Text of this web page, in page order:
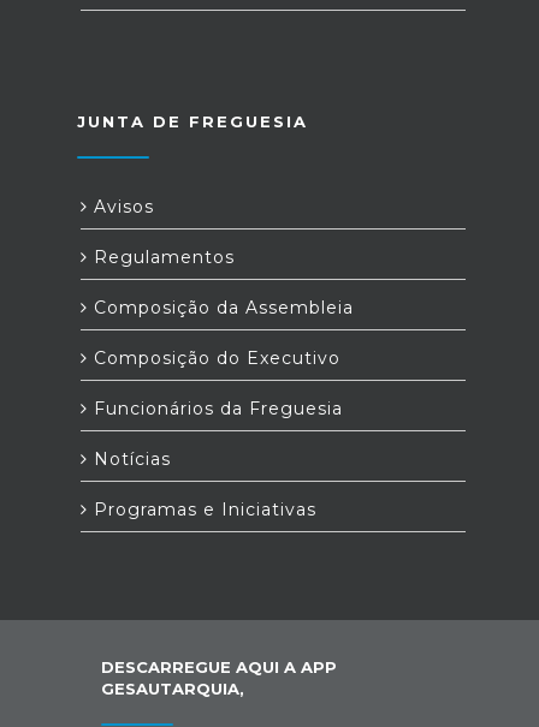
JUNTA DE FREGUESIA
Avisos
Regulamentos
Composição da Assembleia
Composição do Executivo
Funcionários da Freguesia
Notícias
Programas e Iniciativas
DESCARREGUE AQUI A APP
GESAUTARQUIA,